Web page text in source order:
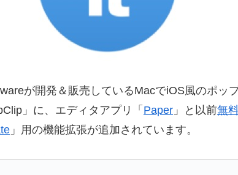
が開発＆販売しているMacでiOS風のポッ
」に、エディタアプリ「 Paper 」と以前無
」用の機能拡張が追加されています。